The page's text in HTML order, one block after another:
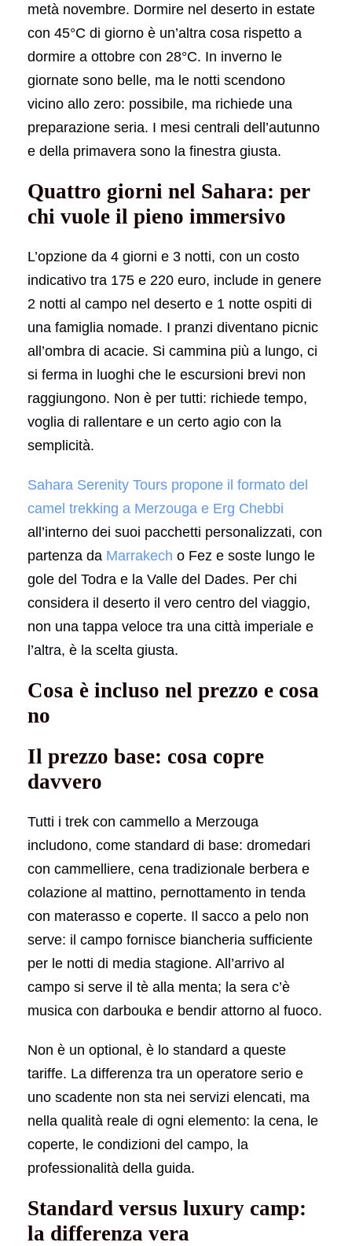
metà novembre. Dormire nel deserto in estate
con 45°C di giorno è un’altra cosa rispetto a
dormire a ottobre con 28°C. In inverno le
giornate sono belle, ma le notti scendono
vicino allo zero: possibile, ma richiede una
preparazione seria. I mesi centrali dell’autunno
e della primavera sono la finestra giusta.
Quattro giorni nel Sahara: per
chi vuole il pieno immersivo
L’opzione da 4 giorni e 3 notti, con un costo
indicativo tra 175 e 220 euro, include in genere
2 notti al campo nel deserto e 1 notte ospiti di
una famiglia nomade. I pranzi diventano picnic
all’ombra di acacie. Si cammina più a lungo, ci
si ferma in luoghi che le escursioni brevi non
raggiungono. Non è per tutti: richiede tempo,
voglia di rallentare e un certo agio con la
semplicità.
Sahara Serenity Tours propone il formato del
camel trekking a Merzouga e Erg Chebbi
all’interno dei suoi pacchetti personalizzati, con
partenza da Marrakech o Fez e soste lungo le
gole del Todra e la Valle del Dades. Per chi
considera il deserto il vero centro del viaggio,
non una tappa veloce tra una città imperiale e
l’altra, è la scelta giusta.
Cosa è incluso nel prezzo e cosa
no
Il prezzo base: cosa copre
davvero
Tutti i trek con cammello a Merzouga
includono, come standard di base: dromedari
con cammelliere, cena tradizionale berbera e
colazione al mattino, pernottamento in tenda
con materasso e coperte. Il sacco a pelo non
serve: il campo fornisce biancheria sufficiente
per le notti di media stagione. All’arrivo al
campo si serve il tè alla menta; la sera c’è
musica con darbouka e bendir attorno al fuoco.
Non è un optional, è lo standard a queste
tariffe. La differenza tra un operatore serio e
uno scadente non sta nei servizi elencati, ma
nella qualità reale di ogni elemento: la cena, le
coperte, le condizioni del campo, la
professionalità della guida.
Standard versus luxury camp:
la differenza vera